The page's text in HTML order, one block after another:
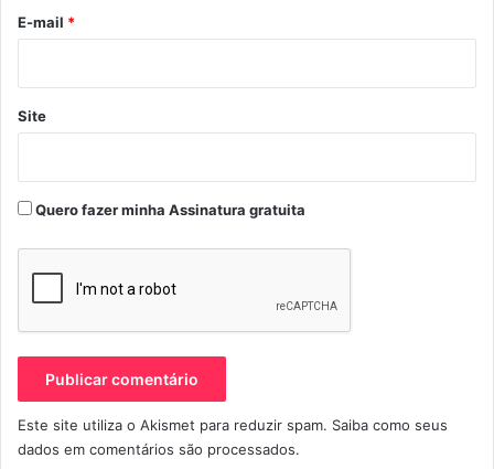
*
E-mail *
Site
Quero fazer minha Assinatura gratuita
Este site utiliza o Akismet para reduzir spam. Saiba como seus
dados em comentários são processados.